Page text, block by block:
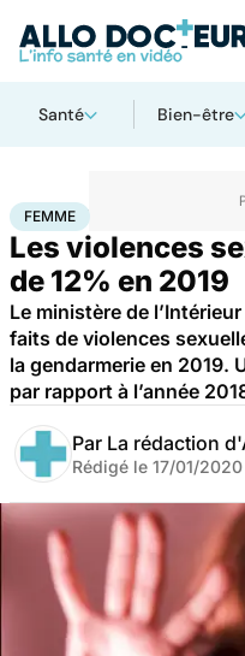
Santé Bien-être
AccueilBien-être
FEMME
Les violences
de 12% en 2019
Le ministère de
faits de violences
la gendarmerie en 2019.
par rapport à l’année
Par La rédaction
Rédigé le 17/01/2020